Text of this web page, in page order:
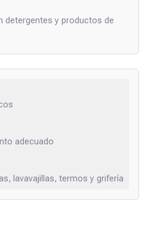
detergentes y productos de
adecuado
lavavajillas, termos y grifería